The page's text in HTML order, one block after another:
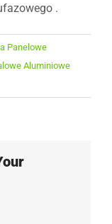
.
Panelowe
Aluminiowe